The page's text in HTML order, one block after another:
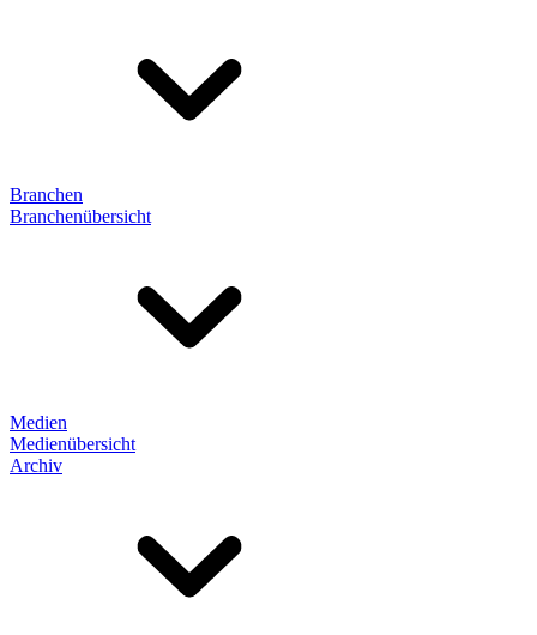
Branchen
Branchenübersicht
Medien
Medienübersicht
Archiv